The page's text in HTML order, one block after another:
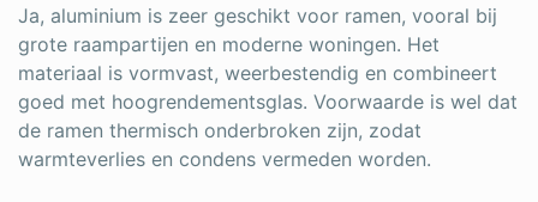
Ja, aluminium is zeer geschikt voor ramen, vooral bij
grote raampartijen en moderne woningen. Het
materiaal is vormvast, weerbestendig en combineert
goed met hoogrendementsglas. Voorwaarde is wel dat
de ramen thermisch onderbroken zijn, zodat
warmteverlies en condens vermeden worden.